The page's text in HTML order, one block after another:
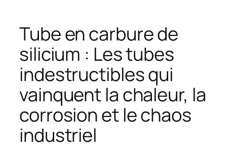
Tube en carbure de
silicium : Les tubes
indestructibles qui
vainquent la chaleur, la
corrosion et le chaos
industriel